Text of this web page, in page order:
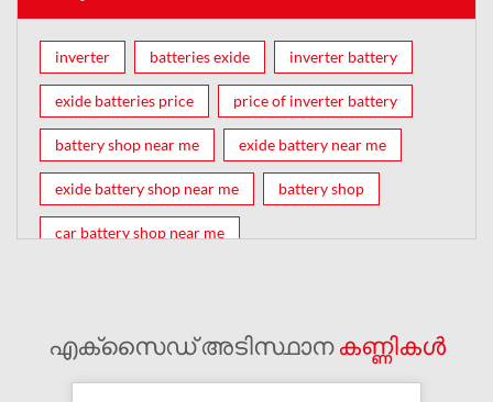
inverter batteries exide inverter battery
exide batteries price price of inverter battery
battery shop near me exide battery near me
exide battery shop near me battery shop
car battery shop near me
inverter battery shop near me
എക്സൈഡ് അടിസ്ഥാനകണ്ണികൾ